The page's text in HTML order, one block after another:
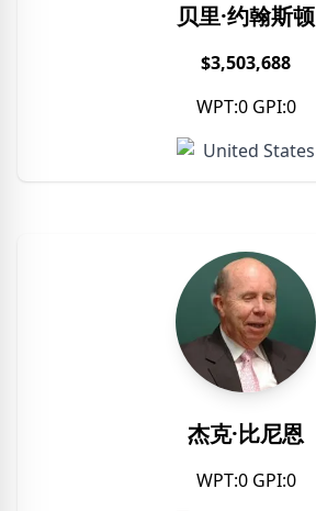
贝里·约翰斯顿
$3,503,688
WPT:0 GPI:0
United States
杰克·比尼恩
WPT:0 GPI:0